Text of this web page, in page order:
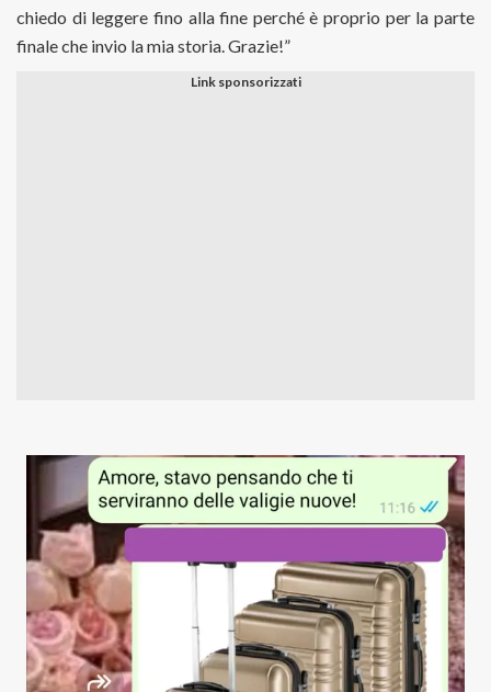
chiedo di leggere fino alla fine perché è proprio per la parte
finale che invio la mia storia. Grazie!”